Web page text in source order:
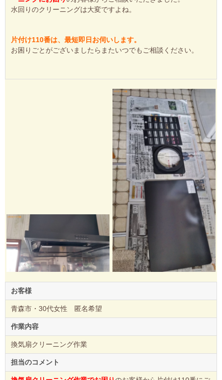
水回りのクリーニングは大変ですよね。
片付け110番は、最短即日お伺いします。
お困りごとがございましたらまたいつでもご相談ください。
お客様
青森市・30代女性 匿名希望
作業内容
換気扇クリーニング作業
担当のコメント